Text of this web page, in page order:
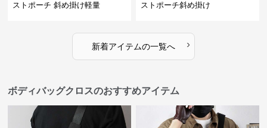
ストポーチ 斜め掛け軽量
ストポーチ斜め掛け
新着アイテムの一覧へ ›
ボディバッグクロスのおすすめアイテム